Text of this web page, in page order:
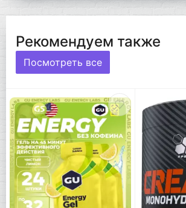
Рекомендуем также
Посмотреть все